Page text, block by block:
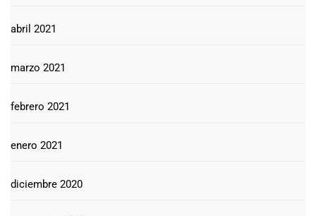
abril 2021
marzo 2021
febrero 2021
enero 2021
diciembre 2020